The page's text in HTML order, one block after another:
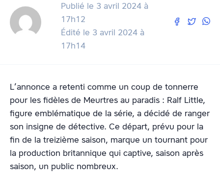
Publié le 3 avril 2024 à
17h12
Édité le 3 avril 2024 à
17h14
L’annonce a retenti comme un coup de tonnerre
pour les fidèles de Meurtres au paradis : Ralf Little,
figure emblématique de la série, a décidé de ranger
son insigne de détective. Ce départ, prévu pour la
fin de la treizième saison, marque un tournant pour
la production britannique qui captive, saison après
saison, un public nombreux.